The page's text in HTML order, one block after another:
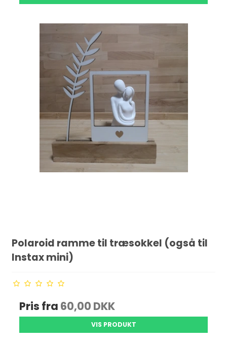
Polaroid ramme til træsokkel (også til
Instax mini)
Pris fra 60,00 DKK
VIS PRODUKT